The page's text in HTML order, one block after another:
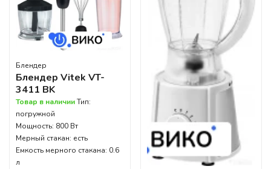
Блендер
Блендер Vitek VT-
3411 BK
Товар в наличииТип:
погружной
Мощность: 800 Вт
Мерный стакан: есть
Емкость мерного стакана: 0.6
л